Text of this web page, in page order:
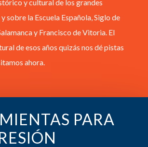
y cultural de los grandes
sobre la Escuela Española, Siglo de
y Francisco de Vitoria. El
de esos años quizás nos dé pistas
ahora.
PARA